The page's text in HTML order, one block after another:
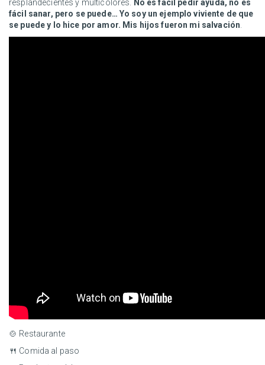
resplandecientes y multicolores.
No es fácil pedir ayuda, no es
fácil sanar, pero se puede… Yo soy un ejemplo viviente de que
se puede y lo hice por amor. Mis hijos fueron mi salvación
🍲 Restaurante
🍴 Comida al paso